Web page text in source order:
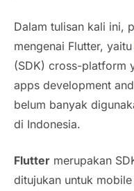
Dalam tulisan kali ini,
mengenai Flutter, yaitu
(SDK) cross-platform
apps development
belum banyak
di Indonesia.
Flutter merupakan
ditujukan untuk